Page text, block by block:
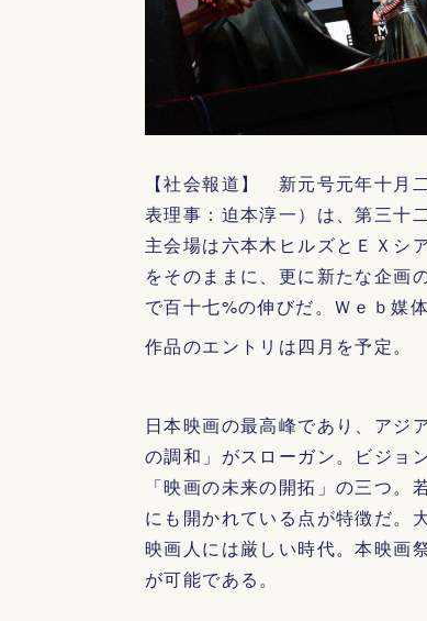
【社会報道】 新元号元年十月
表理事：迫本淳一）は、第三十
主会場は六本木ヒルズとＥＸシ
をそのままに、更に新たな企画
で百十七%の伸びだ。Ｗｅｂ媒
作品のエントリは四月を予定。
日本映画の最高峰であり、アジ
の調和」がスローガン。ビジョ
「映画の未来の開拓」の三つ
にも開かれている点が特徴だ。
映画人には厳しい時代。本映画
が可能である。